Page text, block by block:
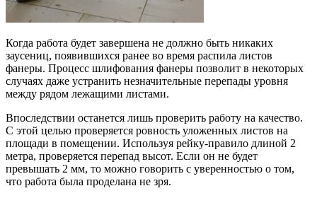
Когда работа будет завершена не должно быть никаких
заусениц, появившихся ранее во время распила листов
фанеры. Процесс шлифования фанеры позволит в некоторых
случаях даже устранить незначительные перепады уровня
между рядом лежащими листами.
Впоследствии останется лишь проверить работу на качество.
С этой целью проверяется ровность уложенных листов на
площади в помещении. Используя рейку-правило длиной 2
метра, проверяется перепад высот. Если он не будет
превышать 2 мм, то можно говорить с уверенностью о том,
что работа была проделана не зря.